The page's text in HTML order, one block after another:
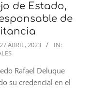
de Estado,
de
27 ABRIL, 2023
IN:
Rafael Deluque
su credencial en el